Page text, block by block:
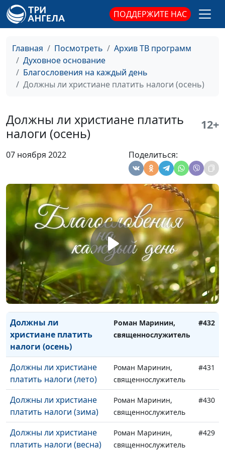
ПОДДЕРЖИТЕ НАС
Главная Посмотреть
Архив ТВ программ
Духовное основание
Благословения на каждый день
Должны ли христиане платить налоги (осень)
Должны ли христиане платить
налоги (осень)
12+
07 ноября 2022 Поделиться:
Зачем нам смиряться
(осень)
Роман Маринин,
#440
Зачем нам смиряться
(лето)
Роман Маринин,
Зачем нам смиряться
(зима)
Роман Маринин,
священнослужитель
(весна)
священнослужитель
Закон свободы. Для
чего нам смотреть в
священнослужитель
Закон свободы. Для
чего нам смотреть в
закон Божий (лето)
Роман Маринин,
священнослужитель
#435
Закон свободы. Для
чего нам смотреть в
закон Божий (зима)
Роман Маринин,
священнослужитель
#434
Закон свободы. Для
чего нам смотреть в
закон Божий (весна)
Роман Маринин,
священнослужитель
#433
Должны ли
христиане платить
налоги (осень)
Роман Маринин,
священнослужитель
#432
Должны ли христиане
платить налоги (лето)
Роман Маринин,
священнослужитель
#431
Должны ли христиане
платить налоги (зима)
Роман Маринин,
священнослужитель
#430
Должны ли христиане
платить налоги (весна)
Роман Маринин,
священнослужитель
#429